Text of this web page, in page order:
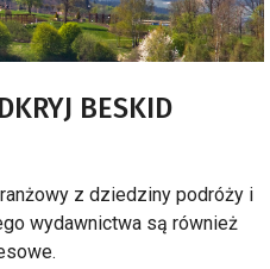
BESKID
z dziedziny podróży i
wydawnictwa są również